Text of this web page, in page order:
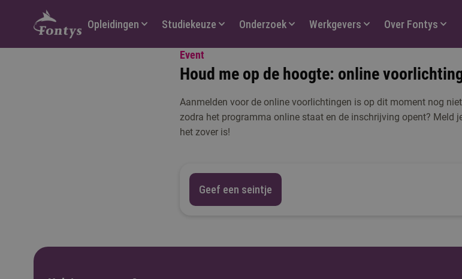
Hoofdmenu
Opleidingen Studiekeuze Onderzoek Werkgevers Over Fontys
Event
Houd me op de hoogte: online
Aanmelden voor de online voorlichtingen is op dit moment nog
zodra het programma online staat en de inschrijving opent? Meld
het zover is!
Geef een seintje